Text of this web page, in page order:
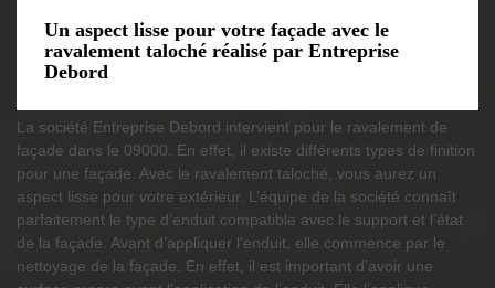
Un aspect lisse pour votre façade avec le
ravalement taloché réalisé par Entreprise
Debord
La société Entreprise Debord intervient pour le ravalement de
façade dans le 09000. En effet, il existe différents types de finition
pour une façade. Avec le ravalement taloché, vous aurez un
aspect lisse pour votre extérieur. L’équipe de la société connaît
parfaitement le type d’enduit compatible avec le support et l’état
de la façade. Avant d’appliquer l’enduit, elle commence par le
nettoyage de la façade. En effet, il est important d’avoir une